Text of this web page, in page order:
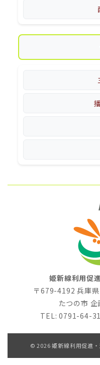
姫新線利用促
〒679-4192 兵庫
たつの市
TEL: 0791-64-
© 2026 姫新線利用促進